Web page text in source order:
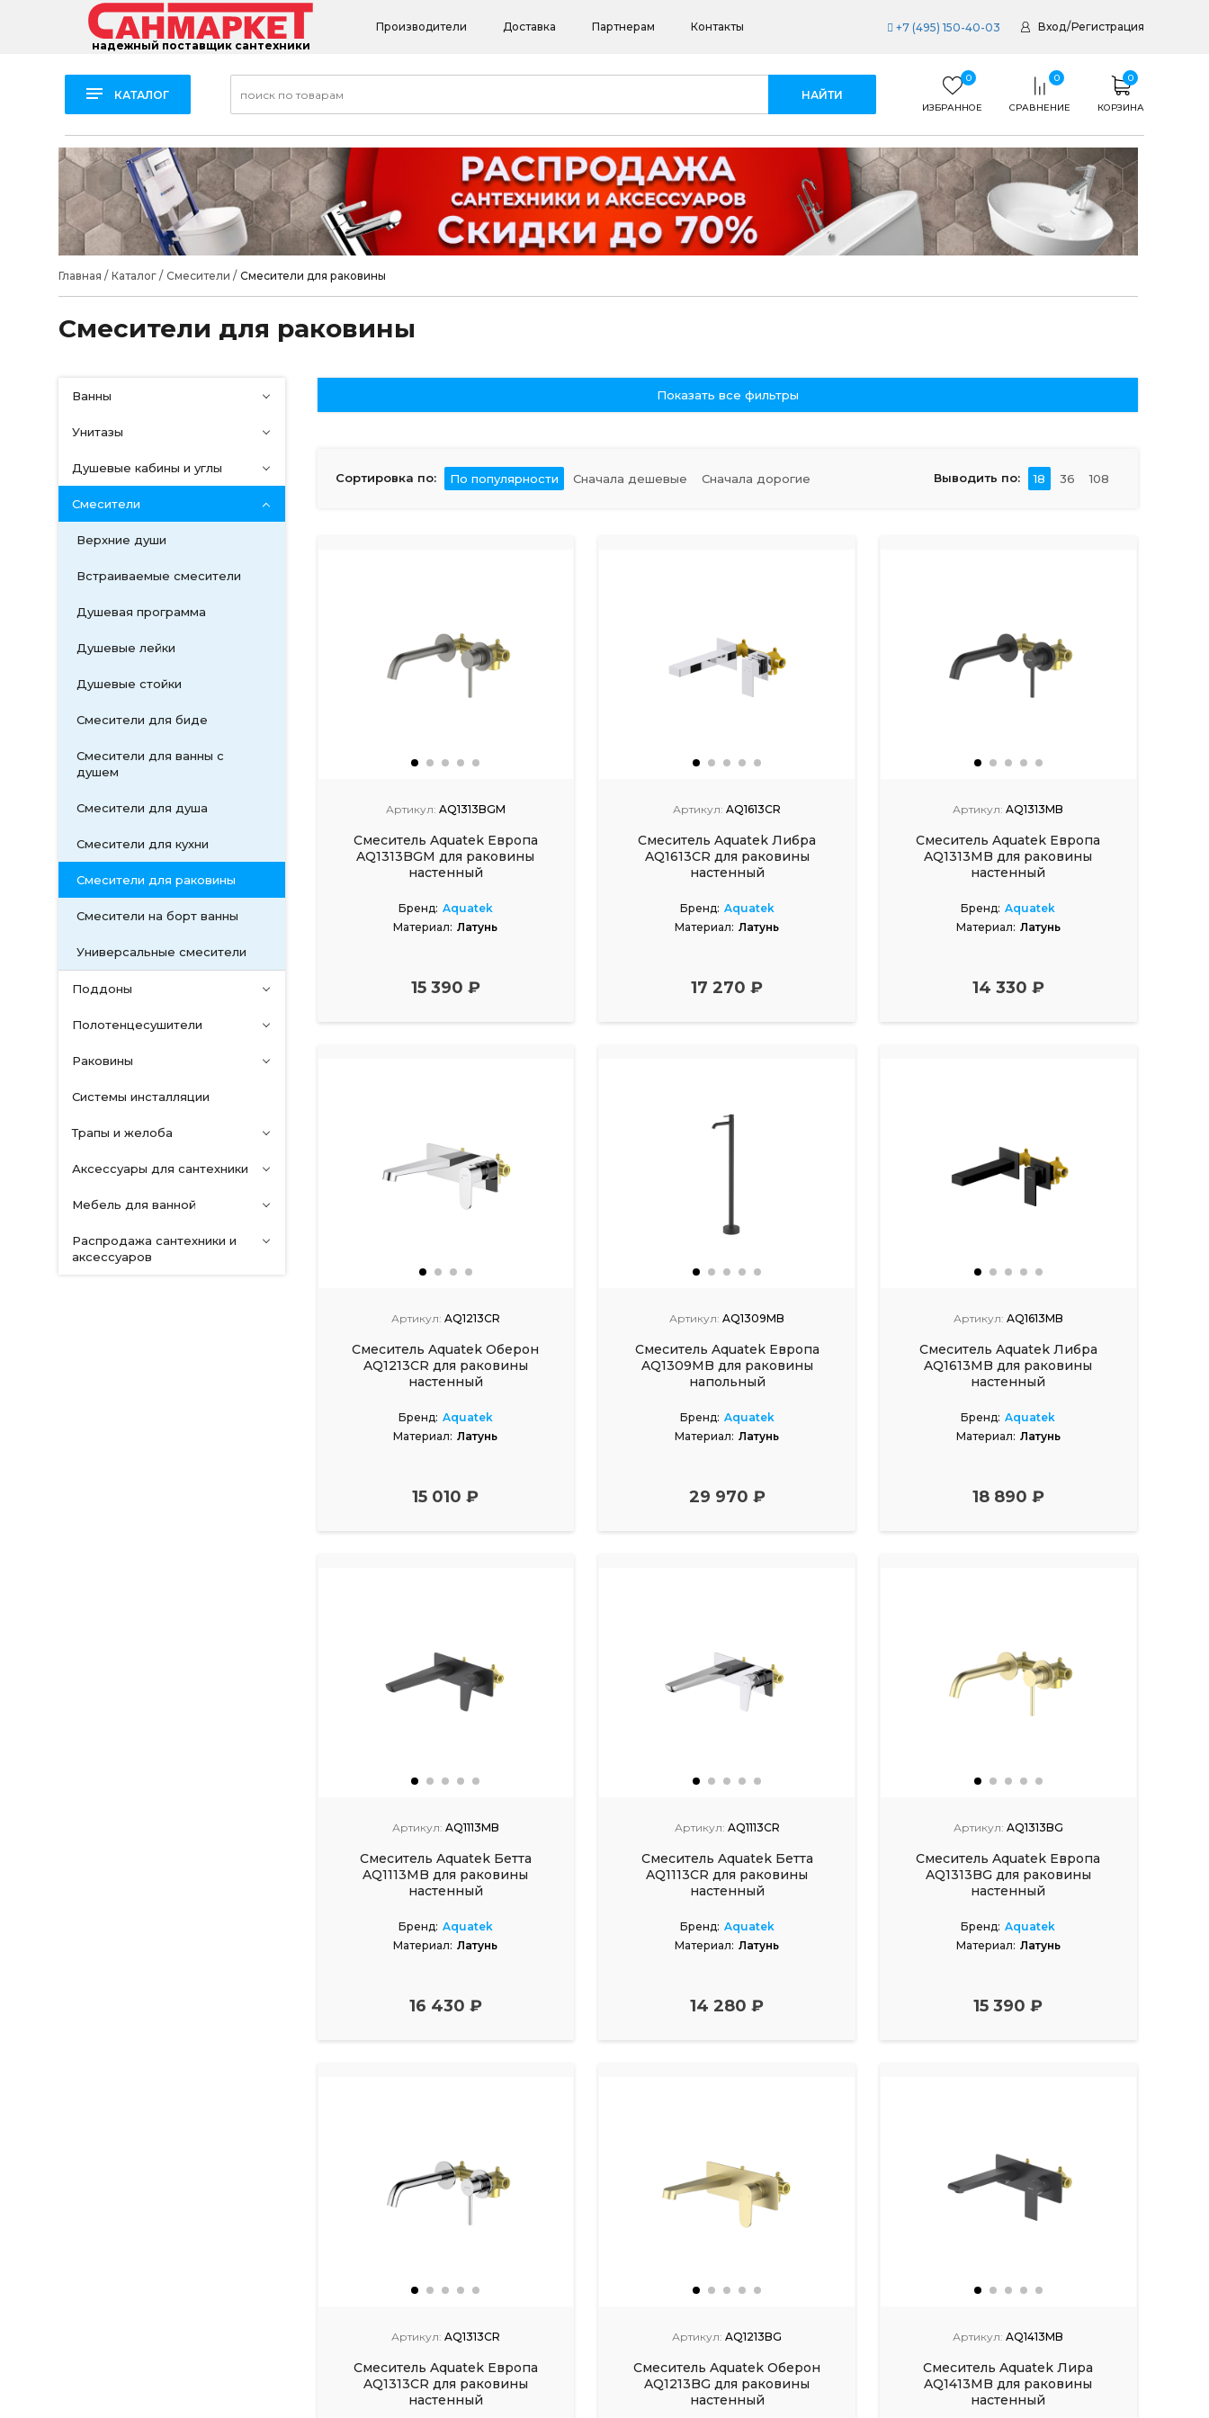
надежный поставщик сантехники
Производители Доставка Партнерам Контакты +7 (495) 150-40-03 Вход/Регистрация
КАТАЛОГ
0
ИЗБРАННОЕ
0
СРАВНЕНИЕ
0
КОРЗИНА
Главная / Каталог/ Смесители / Смесители для раковины
Смесители для раковины
Ванны
Унитазы
Душевые кабины и углы
Смесители
Верхние души
Встраиваемые смесители
Душевая программа
Душевые лейки
Душевые стойки
Смесители для биде
Смесители для ванны с
душем
Смесители для душа
Смесители для кухни
Смесители для раковины
Смесители на борт ванны
Универсальные смесители
Поддоны
Полотенцесушители
Раковины
Системы инсталляции
Трапы и желоба
Аксессуары для сантехники
Мебель для ванной
Распродажа сантехники и
аксессуаров
Показать все фильтры
Сортировка по: По популярности Сначала дешевые Сначала дорогие Выводить по: 18 36 108
Артикул: AQ1313BGM
Смеситель Aquatek Европа
AQ1313BGM для раковины
настенный
Бренд: Aquatek
Материал: Латунь
15 390 ₽
Артикул: AQ1613CR
Смеситель Aquatek Либра
AQ1613CR для раковины
настенный
Бренд: Aquatek
Материал: Латунь
17 270 ₽
Артикул: AQ1313MB
Смеситель Aquatek Европа
AQ1313MB для раковины
настенный
Бренд: Aquatek
Материал: Латунь
14 330 ₽
Артикул: AQ1213CR
Смеситель Aquatek Оберон
AQ1213CR для раковины
настенный
Бренд: Aquatek
Материал: Латунь
15 010 ₽
Артикул: AQ1309MB
Смеситель Aquatek Европа
AQ1309MB для раковины
напольный
Бренд: Aquatek
Материал: Латунь
29 970 ₽
Артикул: AQ1613MB
Смеситель Aquatek Либра
AQ1613MB для раковины
настенный
Бренд: Aquatek
Материал: Латунь
18 890 ₽
Артикул: AQ1113MB
Смеситель Aquatek Бетта
AQ1113MB для раковины
настенный
Бренд: Aquatek
Материал: Латунь
16 430 ₽
Артикул: AQ1113CR
Смеситель Aquatek Бетта
AQ1113CR для раковины
настенный
Бренд: Aquatek
Материал: Латунь
14 280 ₽
Артикул: AQ1313BG
Смеситель Aquatek Европа
AQ1313BG для раковины
настенный
Бренд: Aquatek
Материал: Латунь
15 390 ₽
Артикул: AQ1313CR
Смеситель Aquatek Европа
AQ1313CR для раковины
настенный
Артикул: AQ1213BG
Смеситель Aquatek Оберон
AQ1213BG для раковины
настенный
Артикул: AQ1413MB
Смеситель Aquatek Лира
AQ1413MB для раковины
настенный